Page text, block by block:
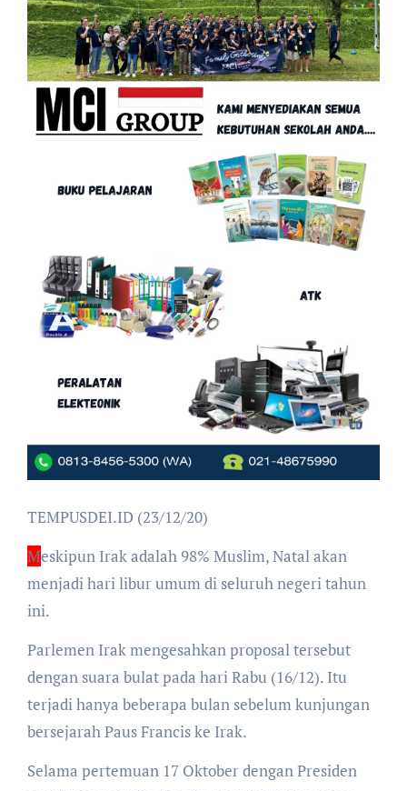
TEMPUSDEI.ID (23/12/20)
Meskipun Irak adalah 98% Muslim, Natal akan
menjadi hari libur umum di seluruh negeri tahun
ini.
Parlemen Irak mengesahkan proposal tersebut
dengan suara bulat pada hari Rabu (16/12). Itu
terjadi hanya beberapa bulan sebelum kunjungan
bersejarah Paus Francis ke Irak.
Selama pertemuan 17 Oktober dengan Presiden